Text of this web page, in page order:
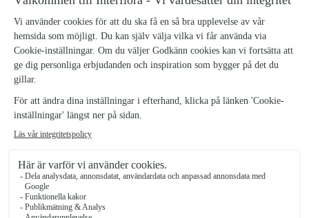
Denna produkt finns inte i vårt sortiment för tillfället.
Tillbaka till startsidan